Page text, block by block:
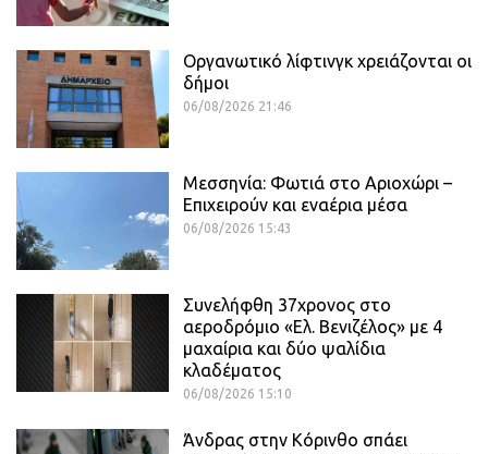
Οργανωτικό λίφτινγκ χρειάζονται οι
δήμοι
06/08/2026 21:46
Μεσσηνία: Φωτιά στο Αριοχώρι –
Επιχειρούν και εναέρια μέσα
06/08/2026 15:43
Συνελήφθη 37χρονος στο
αεροδρόμιο «Ελ. Βενιζέλος» με 4
μαχαίρια και δύο ψαλίδια
κλαδέματος
06/08/2026 15:10
Άνδρας στην Κόρινθο σπάει